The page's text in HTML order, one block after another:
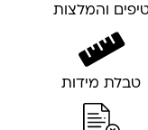
והמלצות
טבלת מידות